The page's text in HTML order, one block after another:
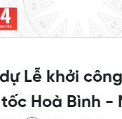
Lễ khởi
Hoà Bình -